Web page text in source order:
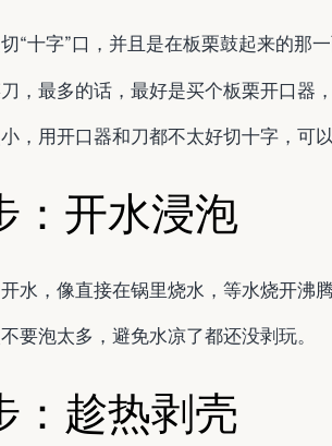
“十字”口，并且是在板栗鼓起来的那
，最多的话，最好是买个板栗开口器，
，用开口器和刀都不太好切十字，可
：开水浸泡
水，像直接在锅里烧水，等水烧开沸
要泡太多，避免水凉了都还没剥玩。
：趁热剥壳